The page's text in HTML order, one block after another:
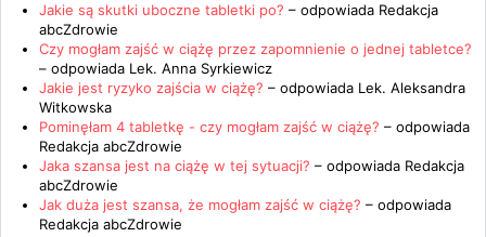
Jakie są skutki uboczne tabletki po? – odpowiada Redakcja
abcZdrowie
Czy mogłam zajść w ciążę przez zapomnienie o jednej tabletce?
– odpowiada Lek. Anna Syrkiewicz
Jakie jest ryzyko zajścia w ciążę? – odpowiada Lek. Aleksandra
Witkowska
Pominęłam 4 tabletkę - czy mogłam zajść w ciążę? – odpowiada
Redakcja abcZdrowie
Jaka szansa jest na ciążę w tej sytuacji? – odpowiada Redakcja
abcZdrowie
Jak duża jest szansa, że mogłam zajść w ciążę? – odpowiada
Redakcja abcZdrowie